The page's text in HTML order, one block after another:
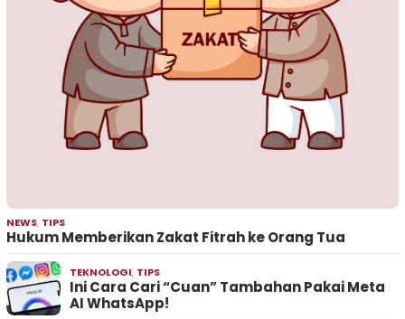
NEWS, TIPS
Hukum Memberikan Zakat Fitrah ke Orang Tua
TEKNOLOGI, TIPS
Ini Cara Cari “Cuan” Tambahan Pakai Meta
AI WhatsApp!